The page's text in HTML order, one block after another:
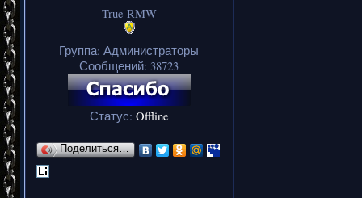
True RMW
Группа: Администраторы
Сообщений: 38723
Статус: Offline
Поделиться…